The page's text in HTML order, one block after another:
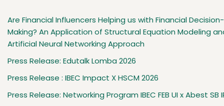
Are Financial Influencers Helping us with Financial Decision-
Making? An Application of Structural Equation Modeling
Artificial Neural Networking Approach
Press Release: Edutalk Lomba 2026
Press Release : IBEC Impact X HSCM 2026
Press Release: Networking Program IBEC FEB UI x Abest SB